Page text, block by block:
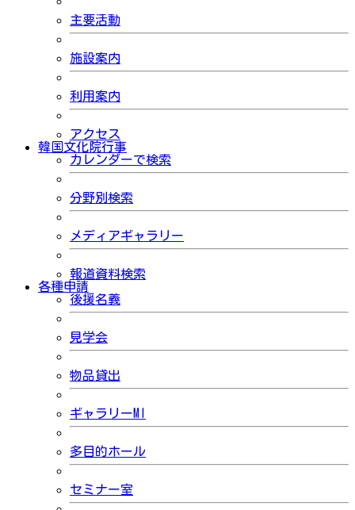
主要活動
施設案内
利用案内
アクセス
韓国文化院行事
カレンダーで検索
分野別検索
メディアギャラリー
報道資料検索
各種申請
後援名義
見学会
物品貸出
ギャラリーMI
多目的ホール
セミナー室